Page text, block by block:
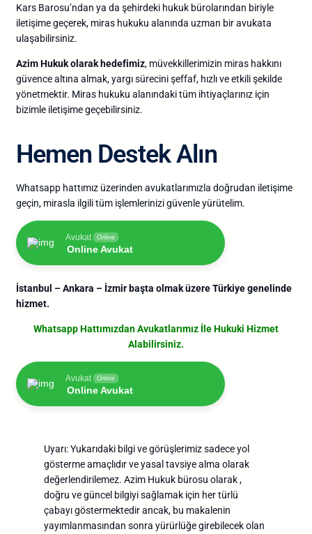
Kars Barosu’ndan ya da şehirdeki hukuk bürolarından biriyle
iletişime geçerek, miras hukuku alanında uzman bir avukata
ulaşabilirsiniz.
Azim Hukuk olarak hedefimiz, müvekkillerimizin miras hakkını
güvence altına almak, yargı sürecini şeffaf, hızlı ve etkili şekilde
yönetmektir. Miras hukuku alanındaki tüm ihtiyaçlarınız için
bizimle iletişime geçebilirsiniz.
Hemen Destek Alın
Whatsapp hattımız üzerinden avukatlarımızla doğrudan iletişime
geçin, mirasla ilgili tüm işlemlerinizi güvenle yürütelim.
Avukat Online
Online Avukat
İstanbul – Ankara – İzmir başta olmak üzere Türkiye genelinde
hizmet.
Whatsapp Hattımızdan Avukatlarımız İle Hukuki Hizmet
Alabilirsiniz.
Avukat Online
Online Avukat
Uyarı: Yukarıdaki bilgi ve görüşlerimiz sadece yol
gösterme amaçlıdır ve yasal tavsiye alma olarak
değerlendirilemez. Azim Hukuk bürosu olarak ,
doğru ve güncel bilgiyi sağlamak için her türlü
çabayı göstermektedir ancak, bu makalenin
yayımlanmasından sonra yürürlüğe girebilecek olan